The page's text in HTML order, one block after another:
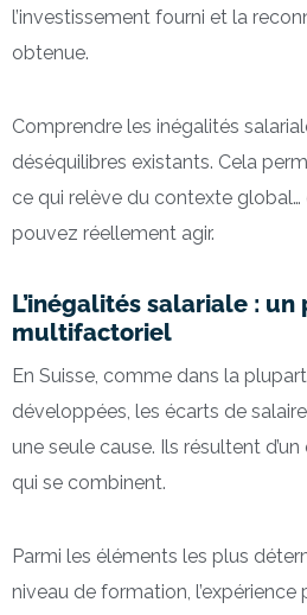
l’investissement fourni et la
obtenue.
Comprendre les inégalités
déséquilibres existants. Cela
ce qui relève du contexte
pouvez réellement agir.
L’inégalités salariale : un
multifactoriel
En Suisse, comme dans la
développées, les écarts de
une seule cause. Ils résultent
qui se combinent.
Parmi les éléments les plus
niveau de formation, l’expérience